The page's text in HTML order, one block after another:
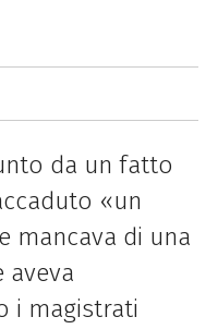
da un fatto
«un
mancava di una
aveva
i magistrati